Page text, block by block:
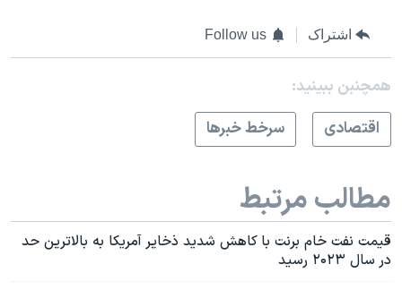
اشتراک Follow us
همچنبن ببینید:
اقتصادی
سرخط خبرها
مطالب مرتبط
قیمت نفت خام برنت با کاهش شدید ذخایر آمریکا به بالاترین حد
در سال ۲۰۲۳ رسید